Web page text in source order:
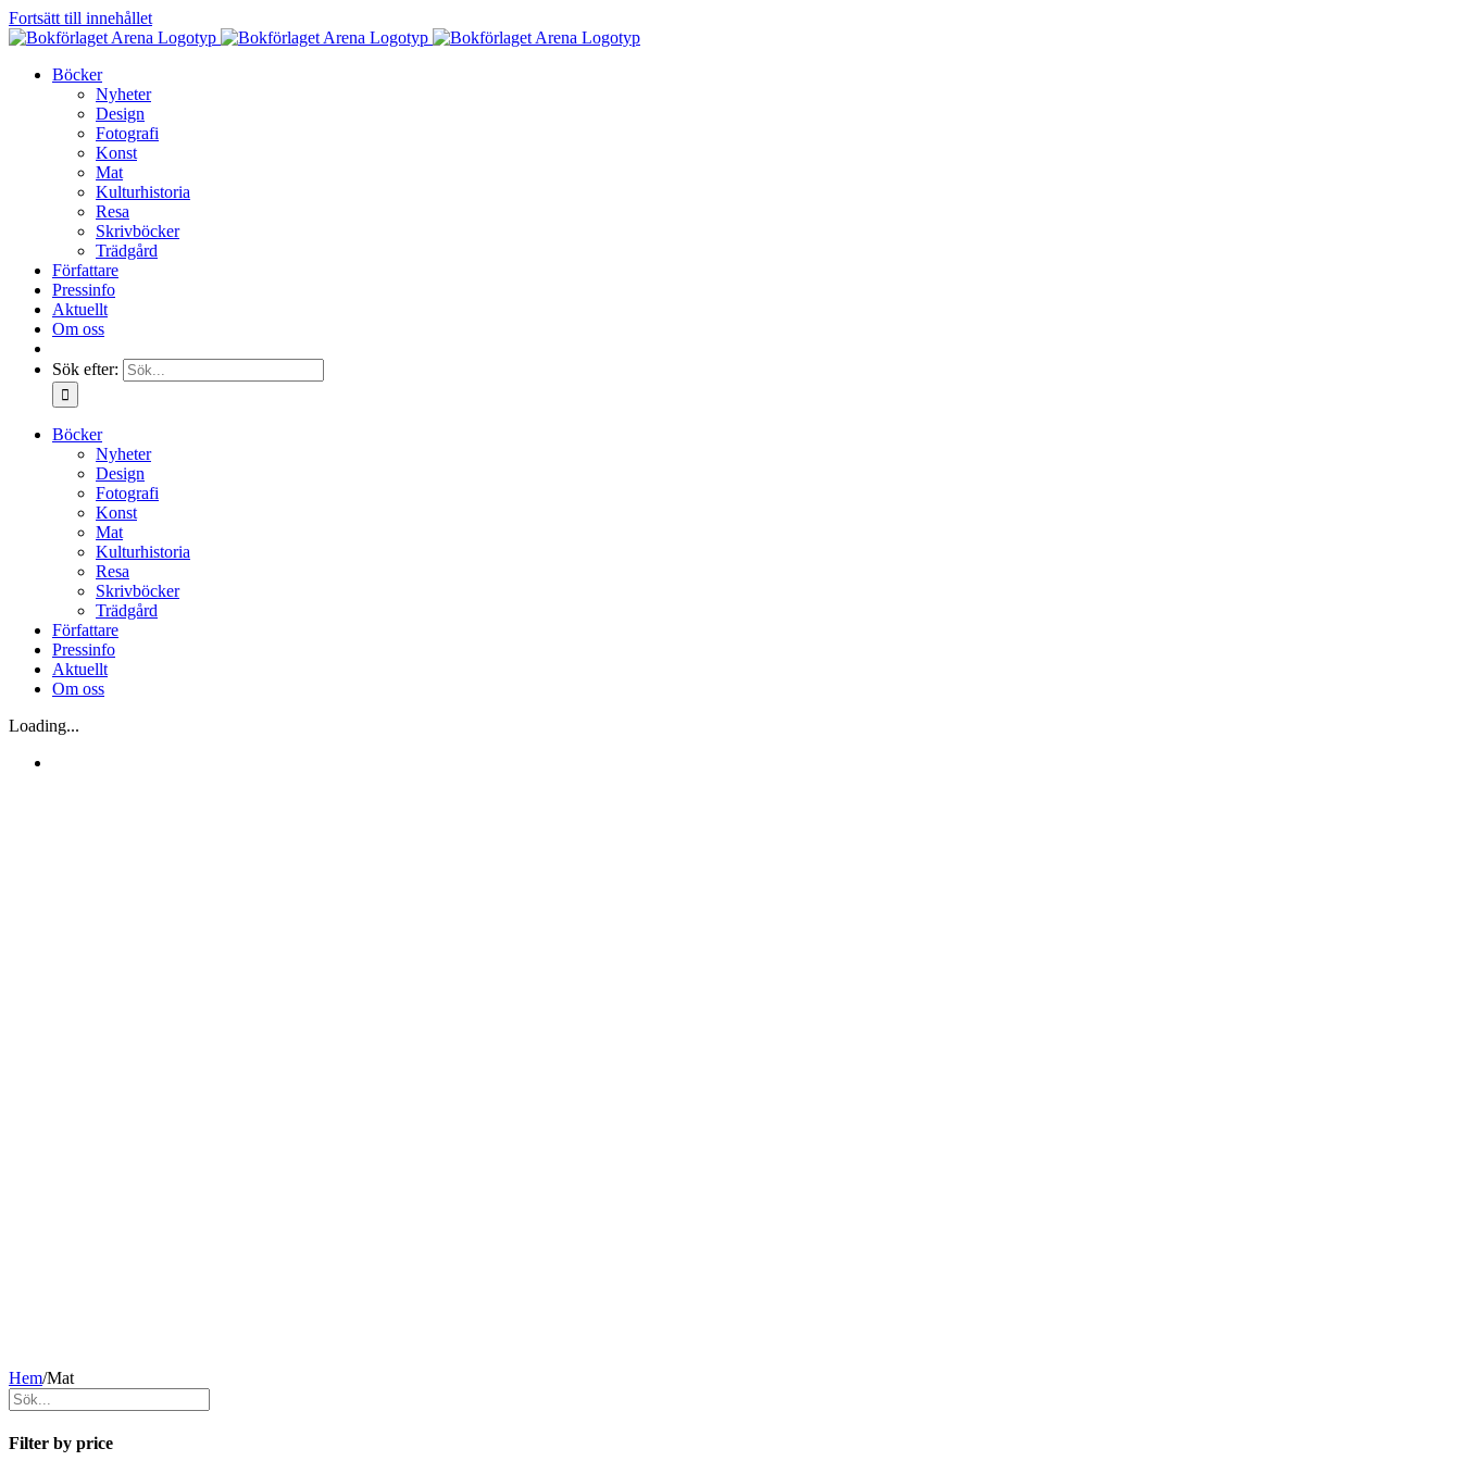
Fortsätt till innehållet
Böcker
Nyheter
Design
Fotografi
Konst
Mat
Kulturhistoria
Resa
Skrivböcker
Trädgård
Författare
Pressinfo
Aktuellt
Om oss
Sök efter:
Böcker
Nyheter
Design
Fotografi
Konst
Mat
Kulturhistoria
Resa
Skrivböcker
Trädgård
Författare
Pressinfo
Aktuellt
Om oss
Loading...
Hem/Mat
Filter by price